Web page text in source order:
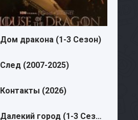
Дом дракона (1-3 Сезон)
След (2007-2025)
Контакты (2026)
Далекий город (1-3 Сезон)